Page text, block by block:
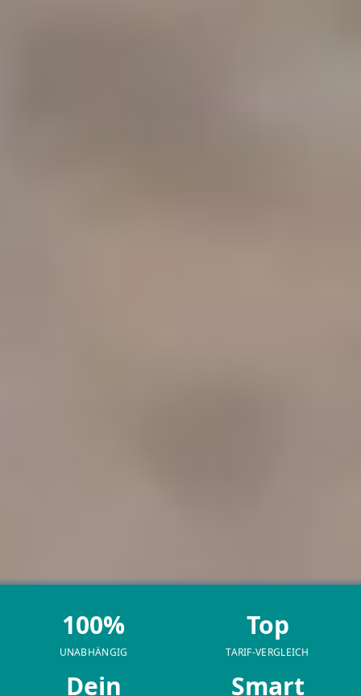
100%
UNABHÄNGIG
Top
TARIF-VERGLEICH
Dein Smart